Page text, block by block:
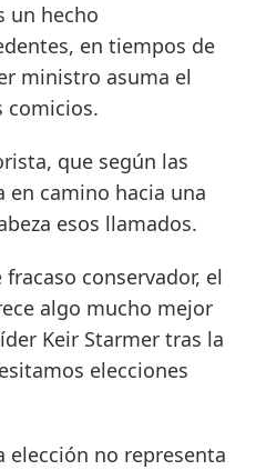
un hecho
en tiempos de
ministro asuma el
comicios.
que según las
en camino hacia una
esos llamados.
conservador, el
algo mucho mejor
Keir Starmer tras la
elecciones
elección no representa